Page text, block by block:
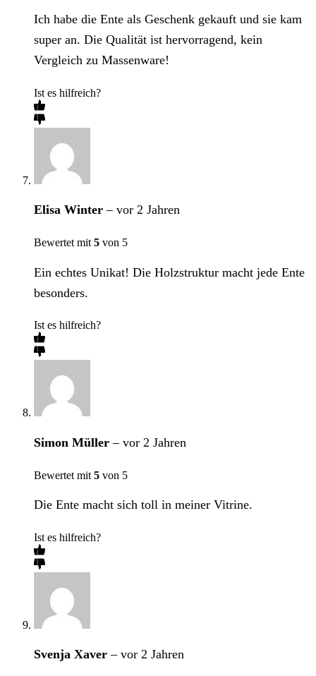
Ich habe die Ente als Geschenk gekauft und sie kam
super an. Die Qualität ist hervorragend, kein
Vergleich zu Massenware!
Ist es hilfreich?
Elisa Winter– vor 2 Jahren
Bewertet mit 5 von 5
Ein echtes Unikat! Die Holzstruktur macht jede Ente
besonders.
Ist es hilfreich?
Simon Müller– vor 2 Jahren
Bewertet mit 5 von 5
Die Ente macht sich toll in meiner Vitrine.
Ist es hilfreich?
Svenja Xaver– vor 2 Jahren